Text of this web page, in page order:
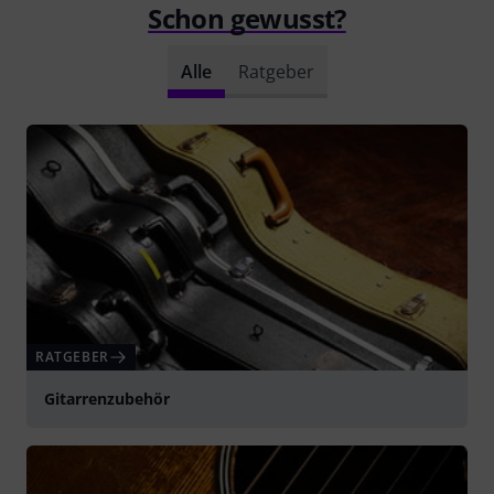
Schon gewusst?
Alle Ratgeber
RATGEBER
Gitarrenzubehör